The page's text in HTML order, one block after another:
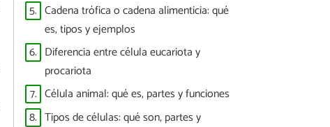
5. Cadena trófica o cadena alimenticia: qué
es, tipos y ejemplos
6. Diferencia entre célula eucariota y
procariota
7. Célula animal: qué es, partes y funciones
8. Tipos de células: qué son, partes y